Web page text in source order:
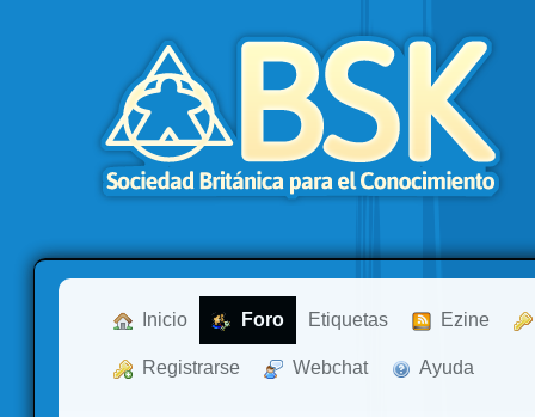
Inicio Foro Etiquetas Ezine
Registrarse Webchat Ayuda